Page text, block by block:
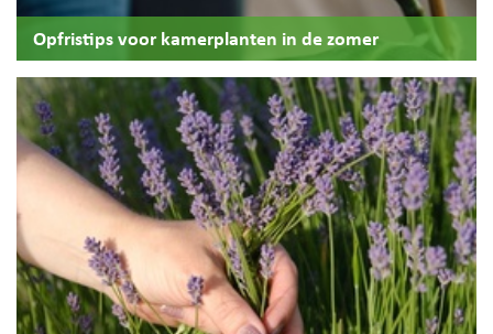
Opfristips voor kamerplanten in de zomer